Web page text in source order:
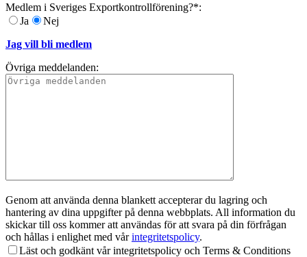
Medlem i Sveriges Exportkontrollförening?*:
Ja
Nej
Jag vill bli medlem
Övriga meddelanden:
Genom att använda denna blankett accepterar du lagring och
hantering av dina uppgifter på denna webbplats. All information du
skickar till oss kommer att användas för att svara på din förfrågan
och hållas i enlighet med vårintegritetspolicy.
Läst och godkänt vår integritetspolicy och Terms & Conditions